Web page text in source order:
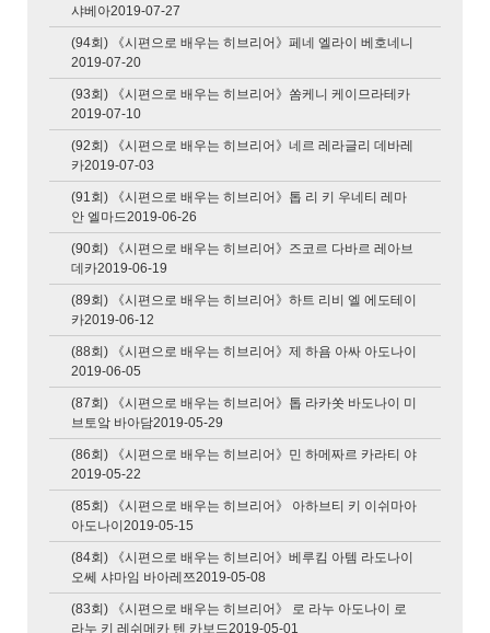
샤베아2019-07-27
(94회) 《시편으로 배우는 히브리어》페네 엘라이 베호네니
2019-07-20
(93회) 《시편으로 배우는 히브리어》쏨케니 케이므라테카
2019-07-10
(92회) 《시편으로 배우는 히브리어》네르 레라글리 데바레
카2019-07-03
(91회) 《시편으로 배우는 히브리어》톱 리 키 우네티 레마
안 엘마드2019-06-26
(90회) 《시편으로 배우는 히브리어》즈코르 다바르 레아브
데카2019-06-19
(89회) 《시편으로 배우는 히브리어》하트 리비 엘 에도테이
카2019-06-12
(88회) 《시편으로 배우는 히브리어》제 하욤 아싸 아도나이
2019-06-05
(87회) 《시편으로 배우는 히브리어》톱 라카쏫 바도나이 미
브토앜 바아담2019-05-29
(86회) 《시편으로 배우는 히브리어》민 하메짜르 카라티 야
2019-05-22
(85회) 《시편으로 배우는 히브리어》 아하브티 키 이쉬마아
아도나이2019-05-15
(84회) 《시편으로 배우는 히브리어》베루킴 아템 라도나이
오쎄 샤마임 바아레쯔2019-05-08
(83회) 《시편으로 배우는 히브리어》 로 라누 아도나이 로
라누 키 레쉬메카 텐 카보드2019-05-01